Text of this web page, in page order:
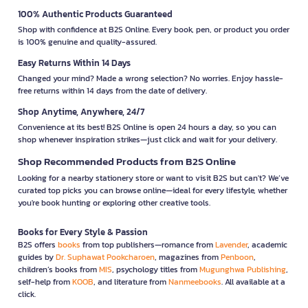
100% Authentic Products Guaranteed
Shop with confidence at B2S Online. Every book, pen, or product you order
is 100% genuine and quality-assured.
Easy Returns Within 14 Days
Changed your mind? Made a wrong selection? No worries. Enjoy hassle-
free returns within 14 days from the date of delivery.
Shop Anytime, Anywhere, 24/7
Convenience at its best! B2S Online is open 24 hours a day, so you can
shop whenever inspiration strikes—just click and wait for your delivery.
Shop Recommended Products from B2S Online
Looking for a nearby stationery store or want to visit B2S but can't? We’ve
curated top picks you can browse online—ideal for every lifestyle, whether
you're book hunting or exploring other creative tools.
Books for Every Style & Passion
B2S offers books from top publishers—romance fromLavender, academic
guides byDr. Suphawat Pookcharoen, magazines fromPenboon,
children’s books fromMIS, psychology titles fromMugunghwa Publishing,
self-help fromKOOB, and literature fromNanmeebooks. All available at a
click.